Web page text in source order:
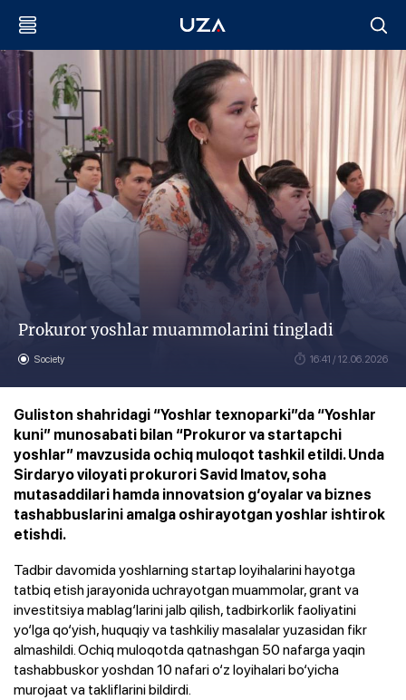
Prokuror yoshlar muammolarini tingladi
Society 16:41 / 12.06.2026
Guliston shahridagi “Yoshlar texnoparki”da “Yoshlar
kuni” munosabati bilan “Prokuror va startapchi
yoshlar” mavzusida ochiq muloqot tashkil etildi. Unda
Sirdaryo viloyati prokurori Savid Imatov, soha
mutasaddilari hamda innovatsion g‘oyalar va biznes
tashabbuslarini amalga oshirayotgan yoshlar ishtirok
etishdi.
Tadbir davomida yoshlarning startap loyihalarini hayotga
tatbiq etish jarayonida uchrayotgan muammolar, grant va
investitsiya mablag‘larini jalb qilish, tadbirkorlik faoliyatini
yo‘lga qo‘yish, huquqiy va tashkiliy masalalar yuzasidan fikr
almashildi. Ochiq muloqotda qatnashgan 50 nafarga yaqin
tashabbuskor yoshdan 10 nafari o‘z loyihalari bo‘yicha
murojaat va takliflarini bildirdi.